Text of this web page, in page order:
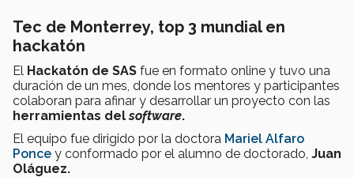
Tec de Monterrey, top 3 mundial en
hackatón
El Hackatón de SAS fue en formato online y tuvo una
duración de un mes, donde los mentores y participantes
colaboran para afinar y desarrollar un proyecto con las
herramientas delsoftware.
El equipo fue dirigido por la doctora Mariel Alfaro
Ponce y conformado por el alumno de doctorado, Juan
Oláguez.